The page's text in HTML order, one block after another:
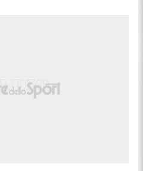
per Posch